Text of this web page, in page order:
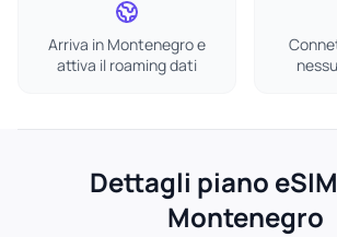
Arriva in Montenegro e
attiva il roaming dati
Dettagli piano
Montenegro